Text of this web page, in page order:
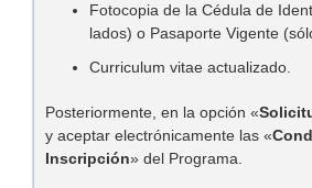
Fotocopia de la Cédula de
lados) o Pasaporte Vigente
Curriculum vitae actualizado.
Posteriormente, en la opción «
y aceptar electrónicamente las «
Inscripción» del Programa.